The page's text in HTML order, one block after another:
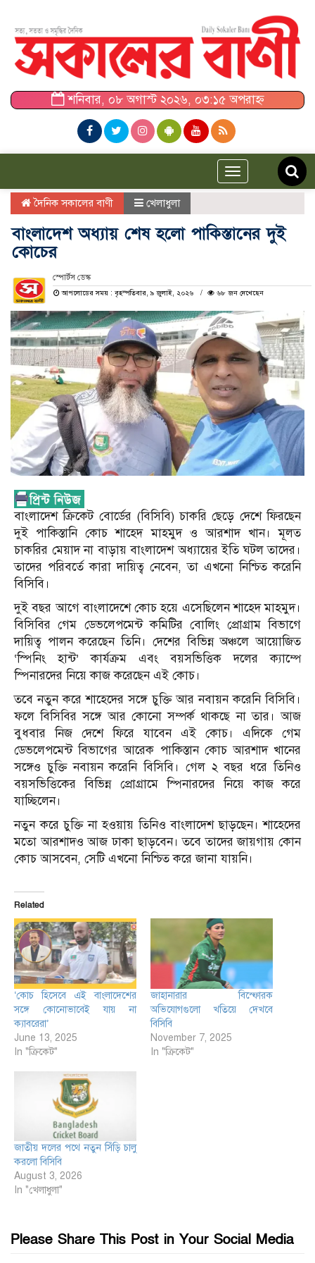
শনিবার, ০৮ অগাস্ট ২০২৬, ০৩:১৫ অপরাহ্ন
Toggle
navigation
দৈনিক সকালের বাণী খেলাধুলা
বাংলাদেশ অধ্যায় শেষ হলো পাকিস্তানের দুই
কোচের
স্পোর্টস ডেস্ক
আপলোডের সময় : বৃহস্পতিবার, ৯ জুলাই, ২০২৬
৬৮ জন দেখেছেন
বাংলাদেশ ক্রিকেট বোর্ডের (বিসিবি) চাকরি ছেড়ে দেশে ফিরছেন
দুই পাকিস্তানি কোচ শাহেদ মাহমুদ ও আরশাদ খান। মূলত
চাকরির মেয়াদ না বাড়ায় বাংলাদেশ অধ্যায়ের ইতি ঘটল তাদের।
তাদের পরিবর্তে কারা দায়িত্ব নেবেন, তা এখনো নিশ্চিত করেনি
বিসিবি।
দুই বছর আগে বাংলাদেশে কোচ হয়ে এসেছিলেন শাহেদ মাহমুদ।
বিসিবির গেম ডেভলেপমেন্ট কমিটির বোলিং প্রোগ্রাম বিভাগে
দায়িত্ব পালন করেছেন তিনি। দেশের বিভিন্ন অঞ্চলে আয়োজিত
‘স্পিনিং হান্ট’ কার্যক্রম এবং বয়সভিত্তিক দলের ক্যাম্পে
স্পিনারদের নিয়ে কাজ করেছেন এই কোচ।
তবে নতুন করে শাহেদের সঙ্গে চুক্তি আর নবায়ন করেনি বিসিবি।
ফলে বিসিবির সঙ্গে আর কোনো সম্পর্ক থাকছে না তার। আজ
বুধবার নিজ দেশে ফিরে যাবেন এই কোচ। এদিকে গেম
ডেভলেপমেন্ট বিভাগের আরেক পাকিস্তান কোচ আরশাদ খানের
সঙ্গেও চুক্তি নবায়ন করেনি বিসিবি। গেল ২ বছর ধরে তিনিও
বয়সভিত্তিকের বিভিন্ন প্রোগ্রামে স্পিনারদের নিয়ে কাজ করে
যাচ্ছিলেন।
নতুন করে চুক্তি না হওয়ায় তিনিও বাংলাদেশ ছাড়ছেন। শাহেদের
মতো আরশাদও আজ ঢাকা ছাড়বেন। তবে তাদের জায়গায় কোন
কোচ আসবেন, সেটি এখনো নিশ্চিত করে জানা যায়নি।
Related
‘কোচ হিসেবে এই বাংলাদেশের
সঙ্গে কোনোভাবেই যায় না
ক্যাবরেরা’
June 13, 2025
In "ক্রিকেট"
জাহানারার বিস্ফোরক
অভিযোগগুলো খতিয়ে দেখবে
বিসিবি
November 7, 2025
In "ক্রিকেট"
জাতীয় দলের পথে নতুন সিঁড়ি চালু
করলো বিসিবি
August 3, 2026
In "খেলাধুলা"
Please Share This Post in Your Social Media